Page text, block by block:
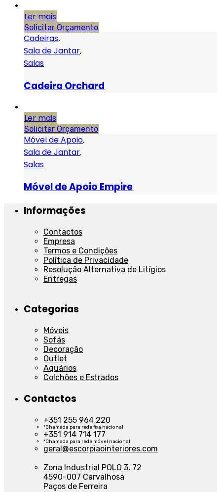
Ler mais
Solicitar Orçamento
Cadeiras,
Sala de Jantar,
Salas
Cadeira Orchard
Ler mais
Solicitar Orçamento
Móvel de Apoio,
Sala de Jantar,
Salas
Móvel de Apoio Empire
Informações
Contactos
Empresa
Termos e Condições
Política de Privacidade
Resolução Alternativa de Litígios
Entregas
Categorias
Móveis
Sofás
Decoração
Outlet
Aquários
Colchões e Estrados
Contactos
+351 255 964 220
*Chamada para rede fixa nacional
+351 914 714 177
*Chamada para rede móvel nacional
geral@escorpiaointeriores.com
Zona Industrial POLO 3, 72
4590-007 Carvalhosa
Paços de Ferreira